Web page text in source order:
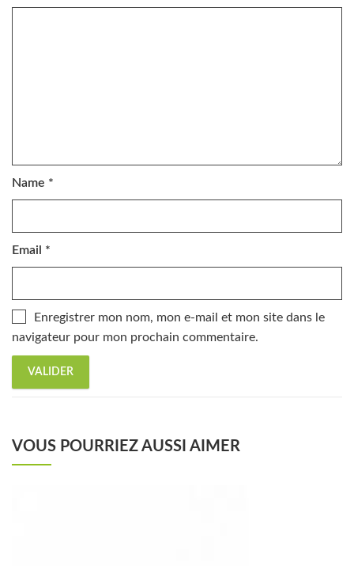
Name *
Email *
Enregistrer mon nom, mon e-mail et mon site dans le
navigateur pour mon prochain commentaire.
VOUS POURRIEZ AUSSI AIMER